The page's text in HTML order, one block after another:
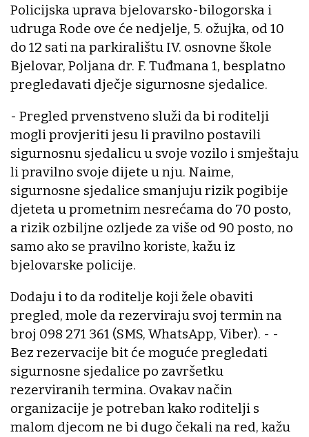
Policijska uprava bjelovarsko-bilogorska i
udruga Rode ove će nedjelje, 5. ožujka, od 10
do 12 sati na parkiralištu IV. osnovne škole
Bjelovar, Poljana dr. F. Tuđmana 1, besplatno
pregledavati dječje sigurnosne sjedalice.
- Pregled prvenstveno služi da bi roditelji
mogli provjeriti jesu li pravilno postavili
sigurnosnu sjedalicu u svoje vozilo i smještaju
li pravilno svoje dijete u nju. Naime,
sigurnosne sjedalice smanjuju rizik pogibije
djeteta u prometnim nesrećama do 70 posto,
a rizik ozbiljne ozljede za više od 90 posto, no
samo ako se pravilno koriste, kažu iz
bjelovarske policije.
Dodaju i to da roditelje koji žele obaviti
pregled, mole da rezerviraju svoj termin na
broj 098 271 361 (SMS, WhatsApp, Viber). - -
Bez rezervacije bit će moguće pregledati
sigurnosne sjedalice po završetku
rezerviranih termina. Ovakav način
organizacije je potreban kako roditelji s
malom djecom ne bi dugo čekali na red, kažu